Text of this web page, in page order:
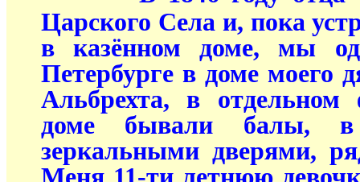
Царского Села и, пока
в казённом доме, мы
Петербурге в доме моего
Альбрехта, в
доме бывали балы,
зеркальными дверями,